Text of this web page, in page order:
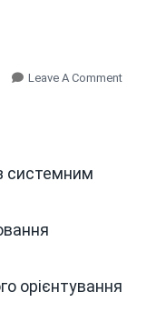
Leave A CommentOn
системним
орієнтування